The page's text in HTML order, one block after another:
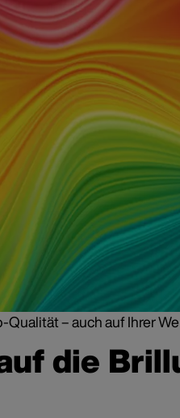
Qualität – auch auf Ihrer
die